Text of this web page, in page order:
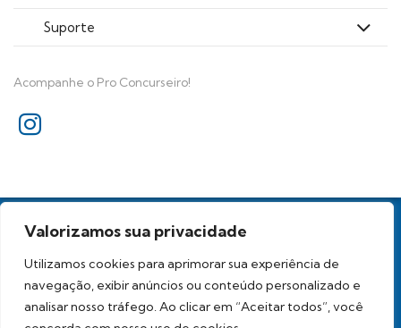
Valorizamos sua privacidade
Utilizamos cookies para aprimorar sua experiência de
navegação, exibir anúncios ou conteúdo personalizado e
analisar nosso tráfego. Ao clicar em “Aceitar todos”, você
Suporte
Acompanhe o Pro Concurseiro!
Proconcurseiro Análises para Concursos Ltda. - CNPJ